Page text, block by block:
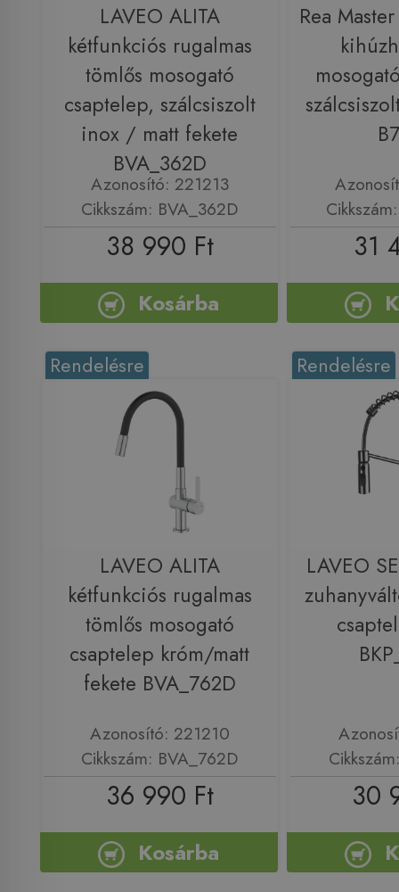
LAVEO ALITA
kétfunkciós rugalmas
tömlős mosogató
csaptelep, szálcsiszolt
inox / matt fekete
BVA_362D
Azonosító: 221213
Cikkszám: BVA_362D
38 990 Ft
Kosárba
Rea
31
Rendelésre
LAVEO ALITA
kétfunkciós rugalmas
tömlős mosogató
csaptelep króm/matt
fekete BVA_762D
Azonosító: 221210
Cikkszám: BVA_762D
36 990 Ft
Kosárba
Rendelésre
LAVEO
30